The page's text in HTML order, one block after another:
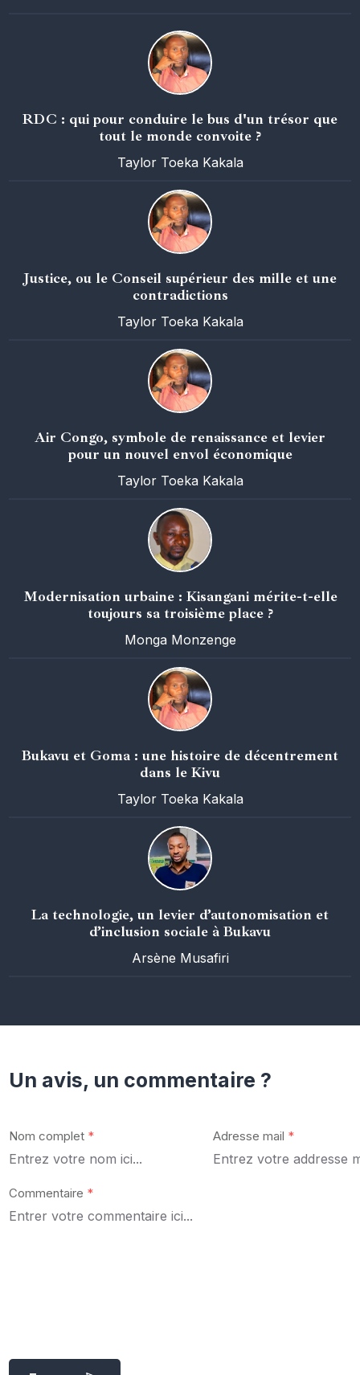
RDC : qui pour conduire le bus d'un trésor que
tout le monde convoite ?
Taylor Toeka Kakala
Justice, ou le Conseil supérieur des mille et une
contradictions
Taylor Toeka Kakala
Air Congo, symbole de renaissance et levier
pour un nouvel envol économique
Taylor Toeka Kakala
Modernisation urbaine : Kisangani mérite-t-elle
toujours sa troisième place ?
Monga Monzenge
Bukavu et Goma : une histoire de décentrement
dans le Kivu
Taylor Toeka Kakala
La technologie, un levier d’autonomisation et
d’inclusion sociale à Bukavu
Arsène Musafiri
Un avis, un commentaire ?
Nom complet * Adresse mail *
Commentaire *